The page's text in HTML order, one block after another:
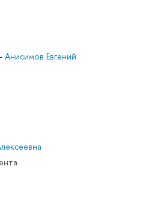
Анисимов Евгений